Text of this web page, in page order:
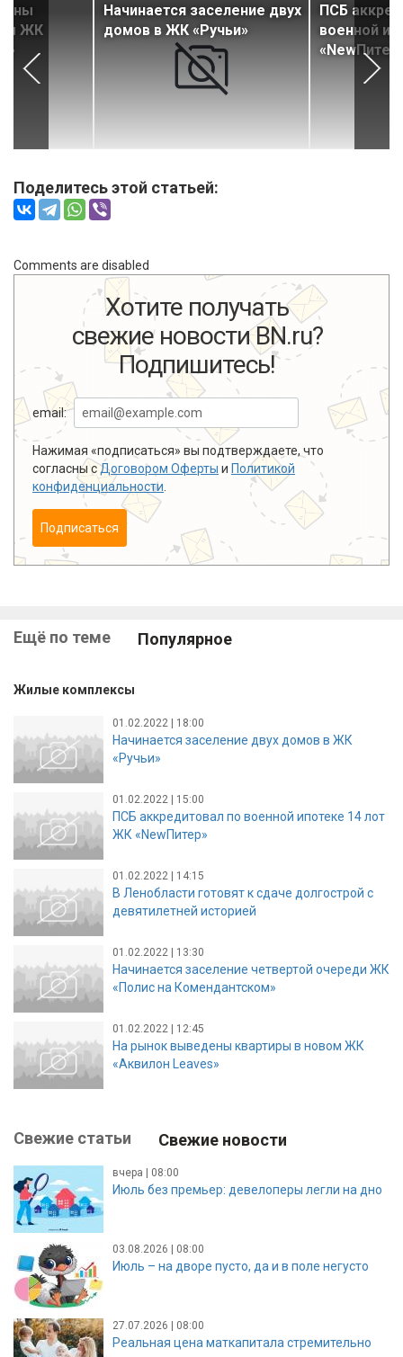
ЖК
Начинается заселение двух
домов в ЖК «Ручьи»
ПСБ
военной
Поделитесь этой статьей:
Comments are disabled
Хотите получать
свежие новости BN.ru?
Подпишитесь!
email:
Нажимая «подписаться» вы подтверждаете, что
согласны сДоговором Оферты и Политикой
конфиденциальности
Подписаться
Ещё по теме Популярное
Жилые комплексы
01.02.2022 | 18:00
Начинается заселение двух домов в ЖК
«Ручьи»
01.02.2022 | 15:00
ПСБ аккредитовал по военной ипотеке 14 лот
ЖК «NewПитер»
01.02.2022 | 14:15
В Ленобласти готовят к сдаче долгострой с
девятилетней историей
01.02.2022 | 13:30
Начинается заселение четвертой очереди ЖК
«Полис на Комендантском»
01.02.2022 | 12:45
На рынок выведены квартиры в новом ЖК
«Аквилон Leaves»
Свежие статьи Свежие новости
вчера | 08:00
Июль без премьер: девелоперы легли на дно
03.08.2026 | 08:00
Июль – на дворе пусто, да и в поле негусто
27.07.2026 | 08:00
Реальная цена маткапитала стремительно